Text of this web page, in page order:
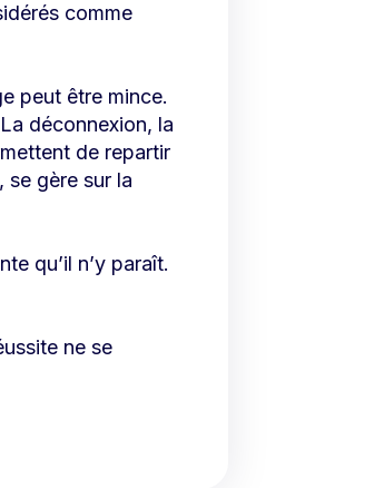
comme
peut être mince.
déconnexion, la
de repartir
se gère sur la
qu’il n’y paraît.
ne se